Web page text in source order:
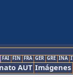
FAI FIN FRA GER GRE INA
AUT Imágenes